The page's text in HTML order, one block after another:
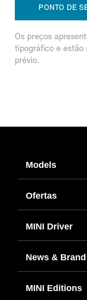
PONTO DE
Os preços
tipográfico e estão
prévio.
Models
Ofertas
MINI Driver
News & Brand
MINI Editions